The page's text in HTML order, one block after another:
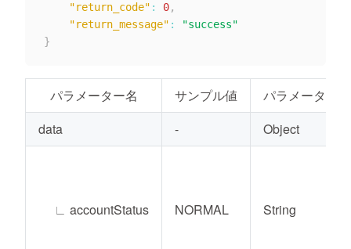
"return_code" : 0,
"return_message" :
"success"
}
パラメーター名 サンプル値
パラメーター
data
- Object
∟ accountStatus NORMAL String